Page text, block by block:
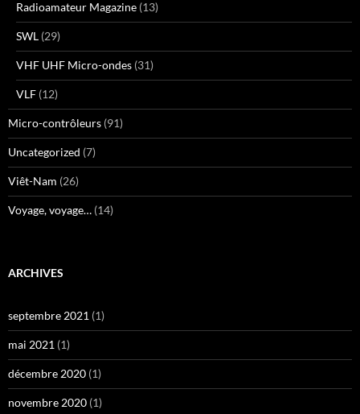
Radioamateur Magazine (13)
SWL (29)
VHF UHF Micro-ondes (31)
VLF (12)
Micro-contrôleurs (91)
Uncategorized (7)
Viêt-Nam (26)
Voyage, voyage… (14)
ARCHIVES
septembre 2021 (1)
mai 2021 (1)
décembre 2020 (1)
novembre 2020 (1)